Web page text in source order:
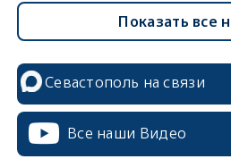
Показать все
Севастополь на связи
Все наши Видео